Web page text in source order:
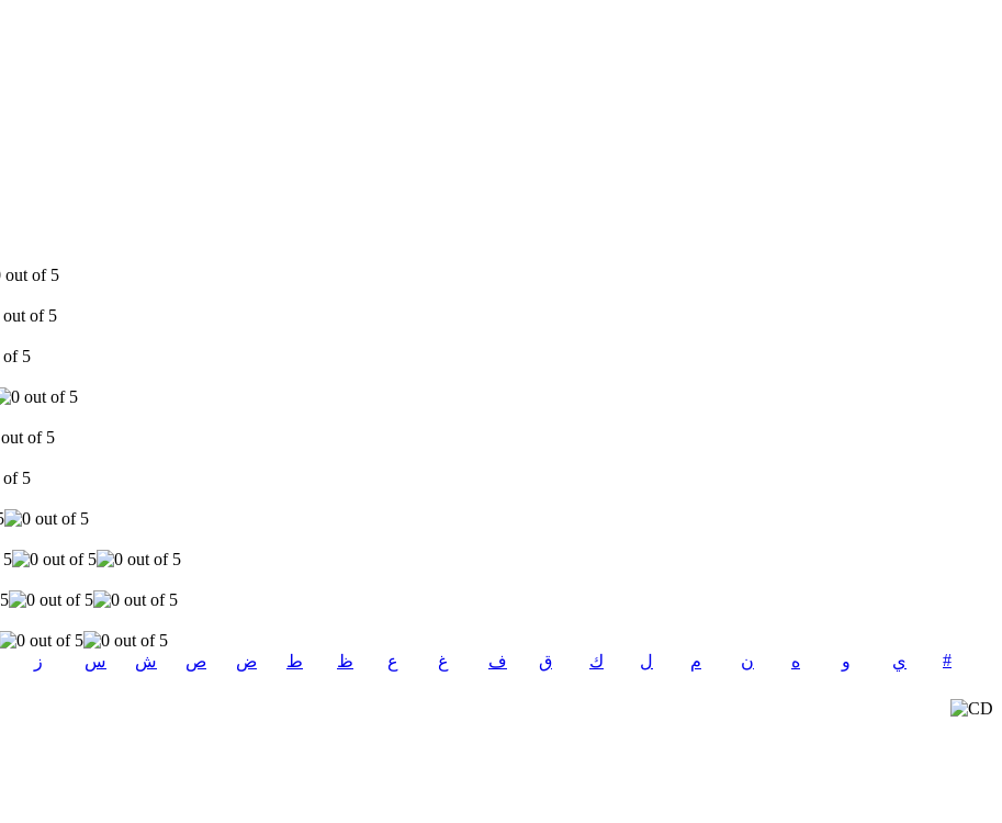
ز س ش ص ض ط ظ ع غ ف ق ل م ن ه و ي #